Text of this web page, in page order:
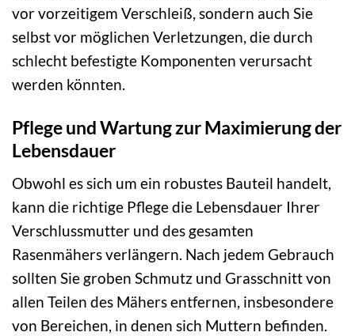
vor vorzeitigem Verschleiß, sondern auch Sie
selbst vor möglichen Verletzungen, die durch
schlecht befestigte Komponenten verursacht
werden könnten.
Pflege und Wartung zur Maximierung der
Lebensdauer
Obwohl es sich um ein robustes Bauteil handelt,
kann die richtige Pflege die Lebensdauer Ihrer
Verschlussmutter und des gesamten
Rasenmähers verlängern. Nach jedem Gebrauch
sollten Sie groben Schmutz und Grasschnitt von
allen Teilen des Mähers entfernen, insbesondere
von Bereichen, in denen sich Muttern befinden.